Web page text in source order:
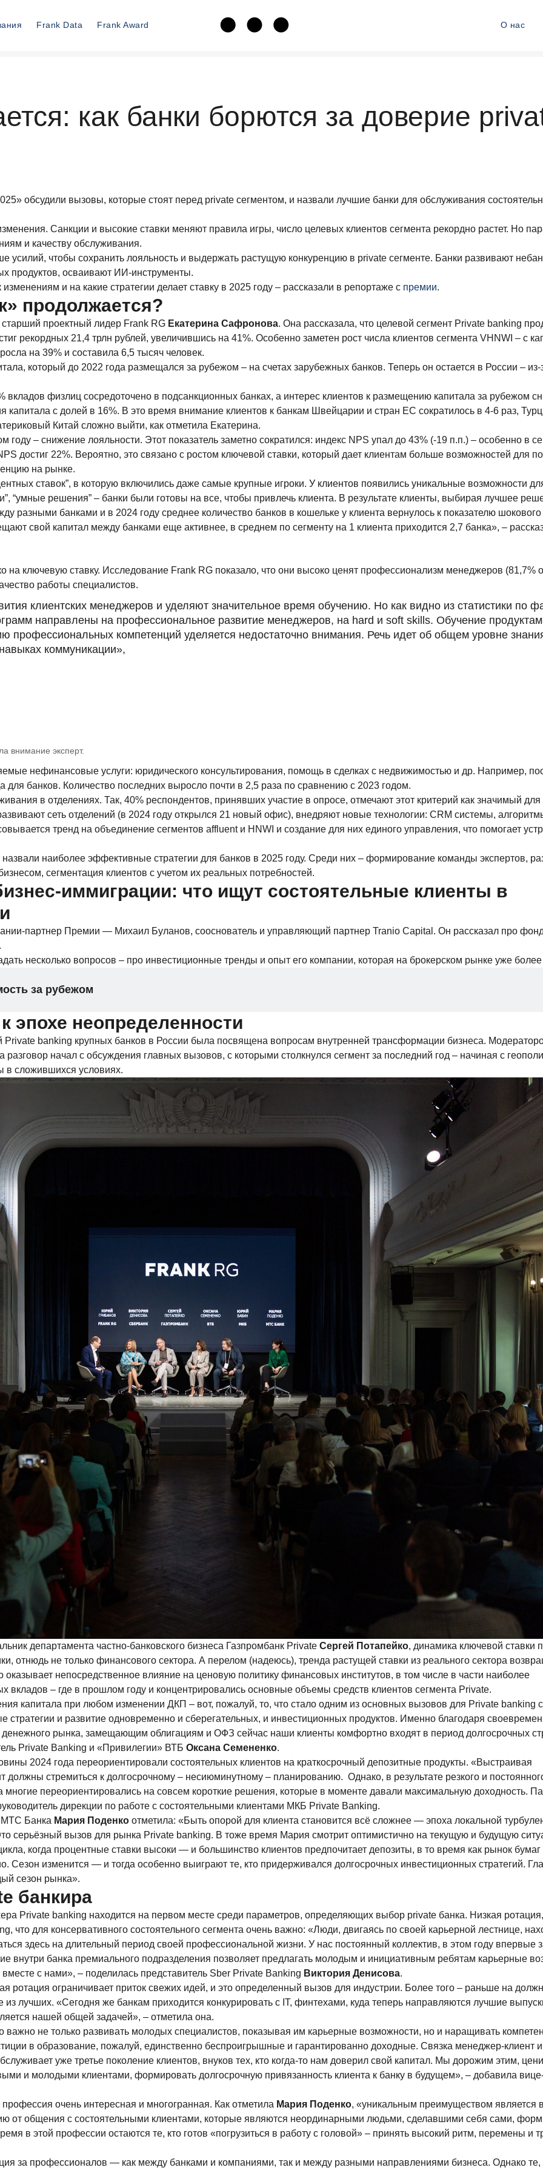
Frank Data Frank Award О нас
как банки борются за доверие
обсудили вызовы, которые стоят перед private сегментом, и назвали лучшие банки для обслуживания
Санкции и высокие ставки меняют правила игры, число целевых клиентов сегмента рекордно растет. Но
и качеству обслуживания.
усилий, чтобы сохранить лояльность и выдержать растущую конкуренцию в private сегменте. Банки развивают
продуктов, осваивают ИИ-инструменты.
и на какие стратегии делает ставку в 2025 году – рассказали в репортаже с премии.
продолжается?
проектный лидер Frank RG Екатерина Сафронова. Она рассказала, что целевой сегмент Private banking
рекордных 21,4 трлн рублей, увеличившись на 41%. Особенно заметен рост числа клиентов сегмента VHNWI – с
на 39% и составила 6,5 тысяч человек.
который до 2022 года размещался за рубежом – на счетах зарубежных банков. Теперь он остается в России – из-
вкладов физлиц сосредоточено в подсанкционных банках, а интерес клиентов к размещению капитала за рубежом
капитала с долей в 16%. В это время внимание клиентов к банкам Швейцарии и стран ЕС сократилось в 4-6 раз,
Китай сложно выйти, как отметила Екатерина.
– снижение лояльности. Этот показатель заметно сократился: индекс NPS упал до 43% (-19 п.п.) – особенно в
достиг 22%. Вероятно, это связано с ростом ключевой ставки, который дает клиентам больше возможностей для
на рынке.
ставок”, в которую включились даже самые крупные игроки. У клиентов появились уникальные возможности
“умные решения” – банки были готовы на все, чтобы привлечь клиента. В результате клиенты, выбирая лучшее
разными банками и в 2024 году среднее количество банков в кошельке у клиента вернулось к показателю
свой капитал между банками еще активнее, в среднем по сегменту на 1 клиента приходится 2,7 банка», –
на ключевую ставку. Исследование Frank RG показало, что они высоко ценят профессионализм менеджеров (81,7%
работы специалистов.
клиентских менеджеров и уделяют значительное время обучению. Но как видно из статистики по
направлены на профессиональное развитие менеджеров, на hard и soft skills. Обучение
профессиональных компетенций уделяется недостаточно внимания. Речь идет об общем уровне
коммуникации»,
внимание эксперт.
нефинансовые услуги: юридического консультирования, помощь в сделках с недвижимостью и др. Например,
банков. Количество последних выросло почти в 2,5 раза по сравнению с 2023 годом.
в отделениях. Так, 40% респондентов, принявших участие в опросе, отмечают этот критерий как значимый для
сеть отделений (в 2024 году открылся 21 новый офис), внедряют новые технологии: CRM системы,
тренд на объединение сегментов affluent и HNWI и создание для них единого управления, что помогает
наиболее эффективные стратегии для банков в 2025 году. Среди них – формирование команды экспертов,
сегментация клиентов с учетом их реальных потребностей.
иммиграции: что ищут состоятельные клиенты в
партнер Премии — Михаил Буланов, сооснователь и управляющий партнер Tranio Capital. Он рассказал про
несколько вопросов – про инвестиционные тренды и опыт его компании, которая на брокерском рынке уже более
за рубежом
эпохе неопределенности
Private banking крупных банков в России была посвящена вопросам внутренней трансформации бизнеса.
разговор начал с обсуждения главных вызовов, с которыми столкнулся сегмент за последний год – начиная с
в сложившихся условиях.
департамента частно-банковского бизнеса Газпромбанк Private Сергей Потапейко, динамика ключевой ставки
отнюдь не только финансового сектора. А перелом (надеюсь), тренда растущей ставки из реального сектора
оказывает непосредственное влияние на ценовую политику финансовых институтов, в том числе в части наиболее
вкладов – где в прошлом году и концентрировались основные объемы средств клиентов сегмента Private.
капитала при любом изменении ДКП – вот, пожалуй, то, что стало одним из основных вызовов для Private banking
и развитие одновременно и сберегательных, и инвестиционных продуктов. Именно благодаря
рынка, замещающим облигациям и ОФЗ сейчас наши клиенты комфортно входят в период долгосрочных
Private Banking и «Привилегии» ВТБ Оксана Семененко.
2024 года переориентировали состоятельных клиентов на краткосрочный депозитные продукты. «Выстраивая
должны стремиться к долгосрочному – несиюминутному – планированию. Однако, в результате резкого и
многие переориентировались на совсем короткие решения, которые в моменте давали максимальную доходность.
дирекции по работе с состоятельными клиентами МКБ Private Banking.
МТС Банка Мария Поденко отметила: «Быть опорой для клиента становится всё сложнее — эпоха локальной
серьёзный вызов для рынка Private banking. В тоже время Мария смотрит оптимистично на текущую и будущую
когда процентные ставки высоки — и большинство клиентов предпочитает депозиты, в то время как рынок
Сезон изменится — и тогда особенно выиграют те, кто придерживался долгосрочных инвестиционных стратегий.
сезон рынка».
банкира
Private banking находится на первом месте среди параметров, определяющих выбор private банка. Низкая
что для консервативного состоятельного сегмента очень важно: «Люди, двигаясь по своей карьерной лестнице,
здесь на длительный период своей профессиональной жизни. У нас постоянный коллектив, в этом году впервые
внутри банка премиального подразделения позволяет предлагать молодым и инициативным ребятам карьерные
с нами», – поделилась представитель Sber Private Banking Виктория Денисова.
ротация ограничивает приток свежих идей, и это определенный вызов для индустрии. Более того – раньше на
лучших. «Сегодня же банкам приходится конкурировать с IT, финтехами, куда теперь направляются лучшие
нашей общей задачей», – отметила она.
важно не только развивать молодых специалистов, показывая им карьерные возможности, но и наращивать
в образование, пожалуй, единственно беспроигрышные и гарантированно доходные. Связка менеджер-клиент
уже третье поколение клиентов, внуков тех, кто когда-то нам доверил свой капитал. Мы дорожим этим,
и молодыми клиентами, формировать долгосрочную привязанность клиента к банку в будущем», – добавила
очень интересная и многогранная. Как отметила Мария Поденко, «уникальным преимуществом является
от общения с состоятельными клиентами, которые являются неординарными людьми, сделавшими себя сами,
в этой профессии остаются те, кто готов «погрузиться в работу с головой» – принять высокий ритм, перемены и
за профессионалов — как между банками и компаниями, так и между разными направлениями бизнеса. Однако те,